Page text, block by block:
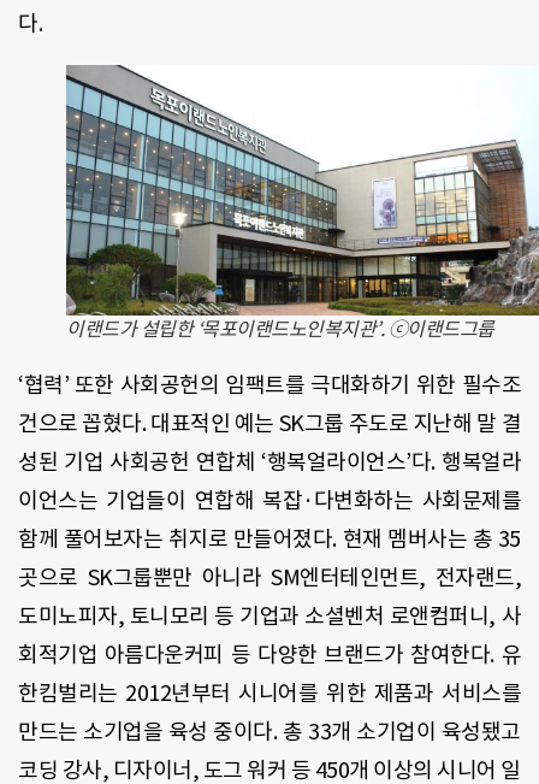
다.
이랜드가 설립한 ‘목포이랜드노인복지관’. ⓒ이랜드그룹
‘협력’ 또한 사회공헌의 임팩트를 극대화하기 위한 필수조
건으로 꼽혔다. 대표적인 예는 SK그룹 주도로 지난해 말 결
성된 기업 사회공헌 연합체 ‘행복얼라이언스’다. 행복얼라
이언스는 기업들이 연합해 복잡·다변화하는 사회문제를
함께 풀어보자는 취지로 만들어졌다. 현재 멤버사는 총 35
곳으로 SK그룹뿐만 아니라 SM엔터테인먼트, 전자랜드,
도미노피자, 토니모리 등 기업과 소셜벤처 로앤컴퍼니, 사
회적기업 아름다운커피 등 다양한 브랜드가 참여한다. 유
한킴벌리는 2012년부터 시니어를 위한 제품과 서비스를
만드는 소기업을 육성 중이다. 총 33개 소기업이 육성됐고
코딩 강사, 디자이너, 도그 워커 등 450개 이상의 시니어 일